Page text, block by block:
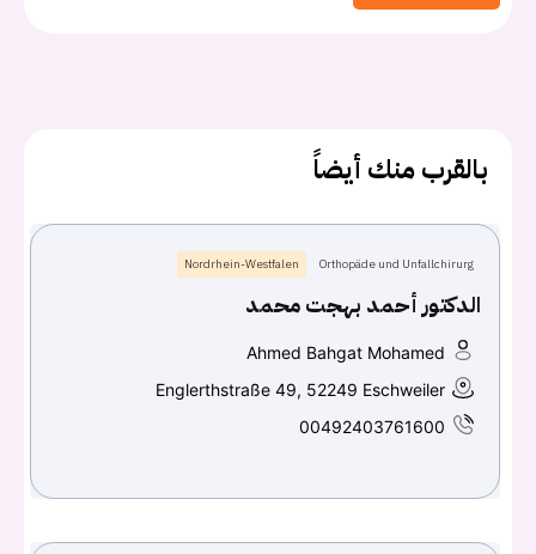
بالقرب منك أيضاً
Orthopäde und Unfallchirurg
Nordrhein-Westfalen
الدكتور أحمد بهجت محمد
Ahmed Bahgat Mohamed
Englerthstraße 49, 52249 Eschweiler
00492403761600